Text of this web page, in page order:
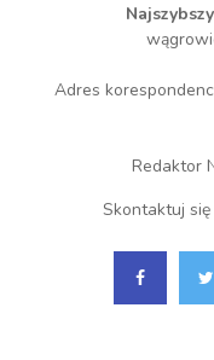
Adres
Redaktor
Skontaktuj się